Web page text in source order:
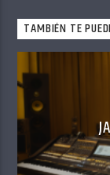
TAMBIÉN TE